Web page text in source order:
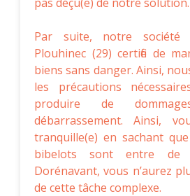
Par suite, notre société
Plouhinec (29) certifie de
biens sans danger. Ainsi,
les précautions
produire de
débarrassement. Ainsi,
tranquille(e) en sachant
bibelots sont entre de
Dorénavant, vous n’aurez
de cette tâche complexe.